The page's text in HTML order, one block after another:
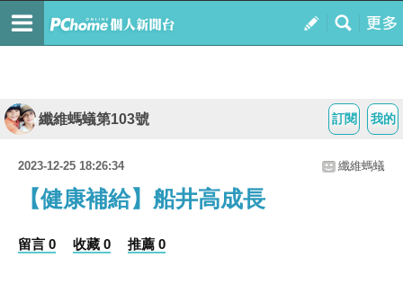
我的
訂閱
纖維螞蟻第103號
2023-12-25 18:26:34 纖維螞蟻
【健康補給】船井高成長
留言 0 收藏 0 推薦 0